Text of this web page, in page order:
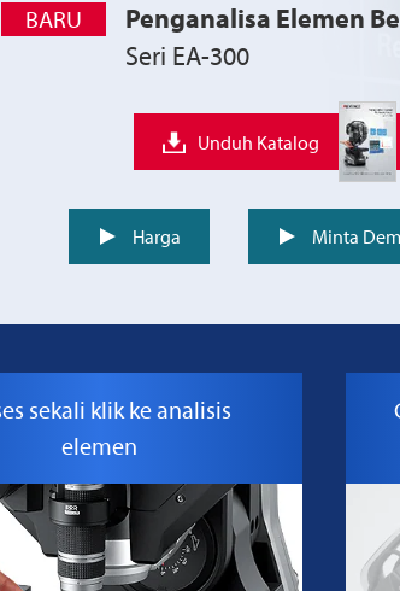
BARU
Penganalisa Elemen
Seri EA-300
Unduh Katalog
Harga Minta
sekali klik ke analisis
elemen